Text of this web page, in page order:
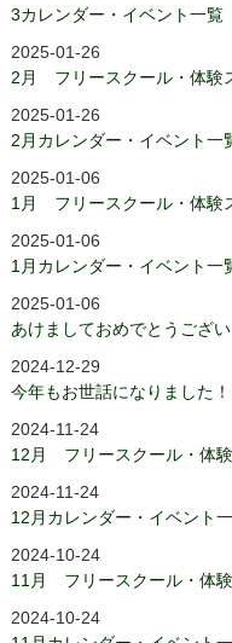
3カレンダー・イベント一覧
2025-01-26
2月 フリースクール・体験
2025-01-26
2月カレンダー・イベント一
2025-01-06
1月 フリースクール・体験
2025-01-06
1月カレンダー・イベント一
2025-01-06
あけましておめでとうござい
2024-12-29
今年もお世話になりました
2024-11-24
12月 フリースクール・体
2024-11-24
12月カレンダー・イベント
2024-10-24
11月 フリースクール・体
2024-10-24